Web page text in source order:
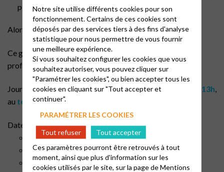
pleinement le temps de culte
Alors ce groupe est fait pour vous!
Ce groupe est animé par Elyane Girard, organiste et
professeur de chant.
Jour et lieu : le dimanche midi, après le culte, de 11h30 à 13h,
au temple de Provence
Dates :
9 novembre 2025
23 novembre 2025
7 décembre 2025
Notre site utilise différents cookies pour son
fonctionnement. Certains de ces cookies sont
déposés par des services tiers à des fins d'analyse
statistique pour nous permettre de vous fournir
une meilleure expérience.
Si vous souhaitez configurer les cookies que vous
souhaitez autoriser, vous pouvez cliquer sur
"Paramétrer les cookies", ou bien accepter tous les
cookies en cliquant sur "Tout accepter et
continuer".
PARAMÉTRER LES COOKIES
Tout refuser
Tout accepter
Ces paramètres pourront être retrouvés à tout
moment, ainsi que plus d'information sur les
cookies utilisés par le site, sur la page deMentions